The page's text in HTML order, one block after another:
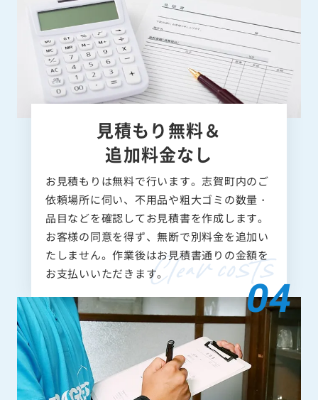
見積もり無料＆
追加料金なし
お見積もりは無料で行います。志賀町内のご
依頼場所に伺い、不用品や粗大ゴミの数量・
品目などを確認してお見積書を作成します。
お客様の同意を得ず、無断で別料金を追加い
たしません。作業後はお見積書通りの金額を
お支払いいただきます。